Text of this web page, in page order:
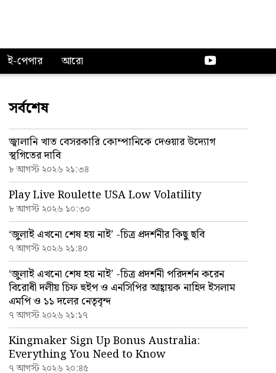
ই-পেপার আরো
সর্বশেষ
জ্বালানি খাত বেসরকারি কোম্পানিকে দেওয়ার উদ্যোগ
স্থগিতের দাবি
৮ আগস্ট ২০২৬ ২১:৩৪
Play Live Roulette USA Low Volatility
৮ আগস্ট ২০২৬ ১০:৩০
‘জুলাই এখনো শেষ হয় নাই’ -চিত্র প্রদর্শনীর কিছু ছবি
৭ আগস্ট ২০২৬ ২১:৪০
‘জুলাই এখনো শেষ হয় নাই’ -চিত্র প্রদর্শনী পরিদর্শন করেন
বিরোধী দলীয় চিফ হুইপ ও এনসিপির আহ্বায়ক নাহিদ ইসলাম
এমপি ও ১১ দলের নেতৃবৃন্দ
৭ আগস্ট ২০২৬ ২১:১৭
Kingmaker Sign Up Bonus Australia:
Everything You Need to Know
৭ আগস্ট ২০২৬ ২০:৪৫